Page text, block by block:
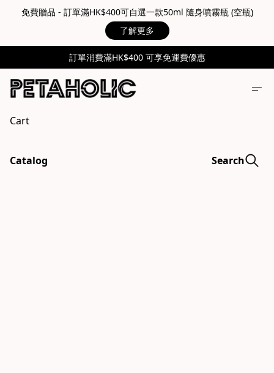
免費贈品 - 訂單滿HK$400可自選一款50ml 隨身噴霧瓶 (空瓶)
了解更多
訂單消費滿HK$400 可享免運費優惠
Cart
Catalog Search